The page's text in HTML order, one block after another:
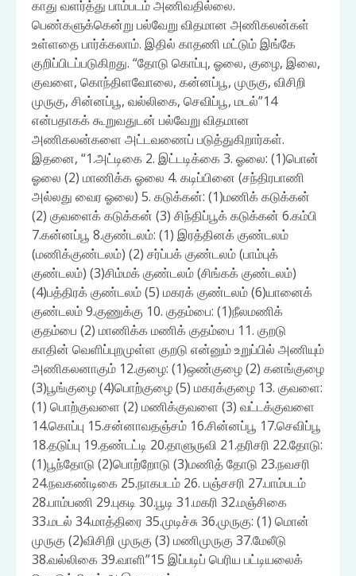
காது வளர்த்து பாம்படம் அணிவதில்லை.
பெண்களுக்கென்று பல்வேறு விதமான அணிகலன்கள்
உள்ளதை பார்க்கலாம். இதில் காதணி மட்டும் இங்கே
குறிப்பிடப்படுகிறது. “தோடு கொப்பு, ஓலை, குழை, இலை,
குவளை, கொந்திளவோலை, கன்னப்பூ, முருகு, விசிறி
முருகு, சின்னப்பூ, வல்லிகை, செவிப்பூ, மடல்”14
என்பதாகக் கூறுவதுடன் பல்வேறு விதமான
அணிகலன்களை அட்டவணைப் படுத்துகிறார்கள்.
இதனை, “1.அட்டிகை 2. இட்டடிக்கை 3. ஓலை: (1)பொன்
ஓலை (2) மாணிக்க ஓலை 4. கடிப்பினை (சந்திரபாணி
அல்லது வைர ஓலை) 5. கடுக்கன்: (1)மணிக் கடுக்கன்
(2) குவளைக் கடுக்கன் (3) சிந்திப்பூக் கடுக்கன் 6.கம்பி
7.கன்னப்பூ 8.குண்டலம்: (1) இரத்தினக் குண்டலம்
(மணிக்குண்டலம்) (2) சர்ப்பக் குண்டலம் (பாம்புக்
குண்டலம்) (3)சிம்மக் குண்டலம் (சிங்கக் குண்டலம்)
(4)பத்திரக் குண்டலம் (5) மகரக் குண்டலம் (6)யானைக்
குண்டலம் 9.குணுக்கு 10. குதம்பை: (1)நீலமணிக்
குதம்பை (2) மாணிக்க மணிக் குதம்பை 11. குறடு
காதின் வெளிப்புறமுள்ள குறடு என்னும் உறுப்பில் அணியும்
அணிகலனாகும் 12.குழை: (1)ஒண்குழை (2) கனங்குழை
(3)பூங்குழை (4)பொற்குழை (5) மகரக்குழை 13. குவளை:
(1) பொற்குவளை (2) மணிக்குவளை (3) வட்டக்குவளை
14.கொப்பு 15.சன்னாவதஞ்சம் 16.சின்னப்பூ 17.செவிப்பூ
18.தடுப்பு 19.தண்டட்டி 20.தாளுருவி 21.தரிசரி 22.தோடு:
(1)பூந்தோடு (2)பொற்றோடு (3)மணித் தோடு 23.நவசரி
24.நவகண்டிகை 25.நாகபடம் 26. பஞ்சசரி 27.பாம்படம்
28.பாம்பணி 29.புகடி 30.பூடி 31.மகரி 32.மஞ்சிகை
33.மடல் 34.மாத்திரை 35.முடிச்சு 36.முருகு: (1) மொன்
முருகு (2)விசிறி முருகு (3) மணிமுருகு 37.மேலீடு
38.வல்லிகை 39.வாளி”15 இப்படிப் பெரிய பட்டியலைக்